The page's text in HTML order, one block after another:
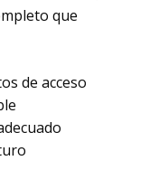
que
de acceso